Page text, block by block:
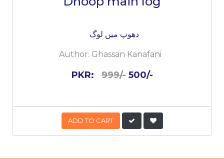
دھوپ میں لوگ
Author: Ghassan Kanafani
PKR:999/- 500/-
ADD TO CART